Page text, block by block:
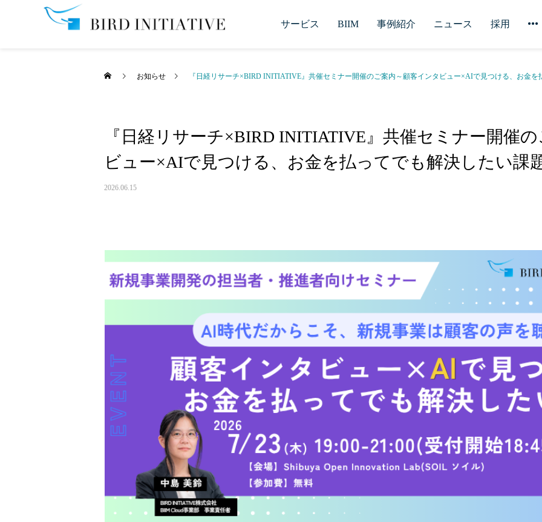
サービス BIIM 事例紹介 ニュース 採用
お知らせ 『日経リサーチ×BIRD INITIATIVE』共催セミナー開催のご案内～顧客インタビュー×AIで見つける、お金
『日経リサーチ×BIRD INITIATIVE』共催セミナー開催
ビュー×AIで見つける、お金を払ってでも解決したい課
2026.06.15